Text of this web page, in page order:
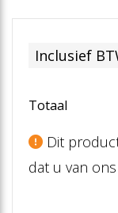
Inclusief
Totaal
Dit
dat u van